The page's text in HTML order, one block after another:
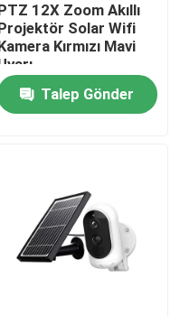
12X Zoom Akıllı
Solar Wifi
Kırmızı Mavi
Talep Gönder